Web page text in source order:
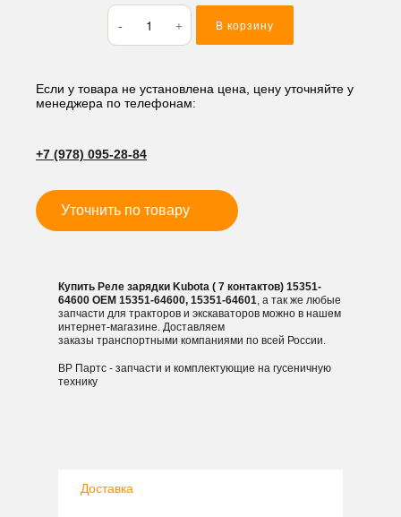
Количество
товара
Реле
Kubota
(
15351-
В корзину
Если у товара не установлена цена, цену уточняйте у
менеджера по телефонам:
+7 (978) 095-28-84
Уточнить по товару
Купить Реле зарядки Kubota ( 7 контактов) 15351-
64600 OEM 15351-64600, 15351-64601, а так же любые
запчасти для тракторов и экскаваторов можно в нашем
интернет-магазине. Доставляем
заказы транспортными компаниями по всей России.
ВР Партс - запчасти и комплектующие на гусеничную
технику
Доставка